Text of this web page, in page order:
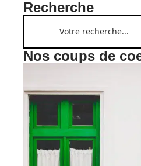
Recherche
Nos coups de